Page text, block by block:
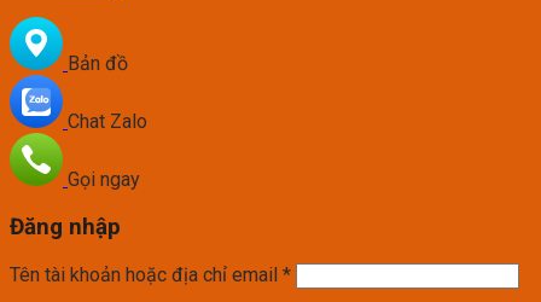
Bản đồ
Chat Zalo
Gọi ngay
Đăng nhập
Tên tài khoản hoặc địa chỉ email *